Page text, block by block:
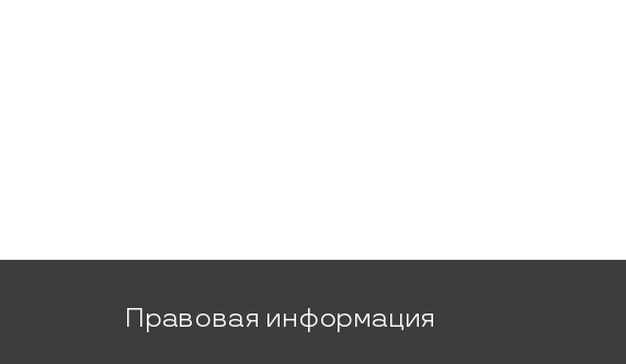
Правовая информация